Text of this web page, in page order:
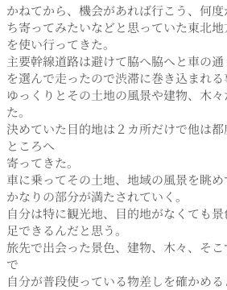
かねてから、機会があれば行こう、何
ち寄ってみたいなどと思っていた東北
を使い行ってきた。
主要幹線道路は避けて脇へ脇へと車の
を選んで走ったので渋滞に巻き込まれる
ゆっくりとその土地の風景や建物、木
た。
決めていた目的地は２カ所だけで他は
ところへ
寄ってきた。
車に乗ってその土地、地域の風景を眺
かなりの部分が満たされていく。
自分は特に観光地、目的地がなくても
足できるんだと思う。
旅先で出会った景色、建物、木々、そ
で
自分が普段使っている物差しを確かめる